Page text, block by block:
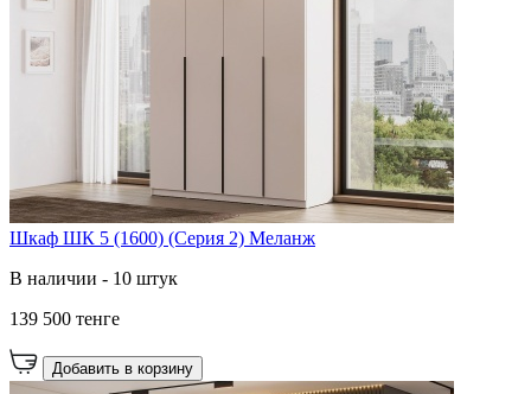
Шкаф ШК 5 (1600) (Серия 2) Меланж
В наличии - 10 штук
139 500 тенге
Добавить в корзину